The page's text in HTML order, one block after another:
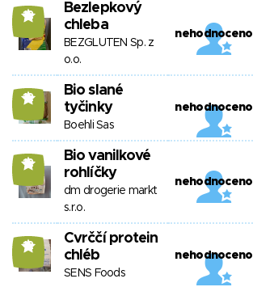
12
Bezlepkový
chleba
BEZGLUTEN Sp. z
o.o.
nehodnoceno
12
Bio slané
tyčinky
Boehli Sas
nehodnoceno
12
Bio vanilkové
rohlíčky
dm drogerie markt
s.r.o.
nehodnoceno
12
Cvrččí protein
chléb
SENS Foods
nehodnoceno